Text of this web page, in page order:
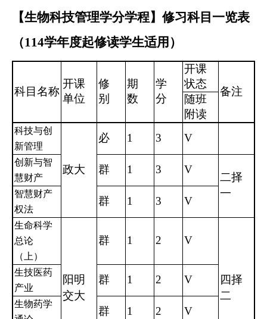
【生物科技管理学分学程】修习科目一览表
（114学年度起修读学生适用）
科目名称
开课
单位
修
别
期
数
学
分
开课
状态
备注
随班
附读
科技与创
新管理
政大
必 1 3 V
创新与智
慧财产
群 1 3 V
二择
一
智慧财产
权法
群 1 3 V
生命科学
总论
（上）
阳明
交大
群 1 2 V
四择
二
生技医药
产业
群 1 2 V
生物药学
群 1 2 V